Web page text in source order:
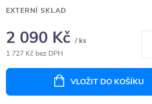
EXTERNÍ SKLAD
2 090 Kč / ks
1 727 Kč bez DPH
VLOŽIT DO KOŠÍKU